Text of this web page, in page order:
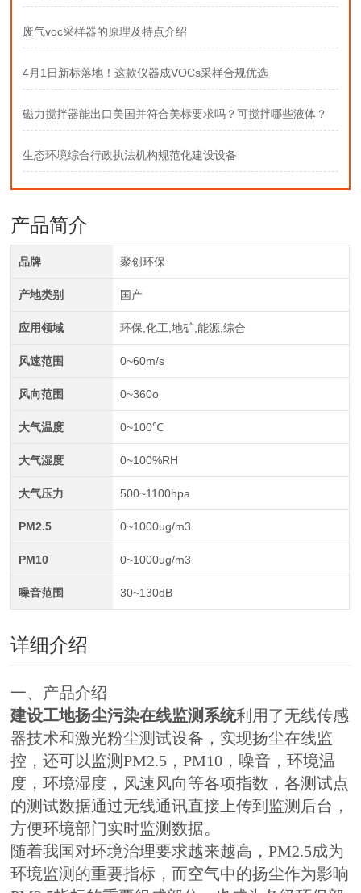
废气voc采样器的原理及特点介绍
4月1日新标落地！这款仪器成VOCs采样合规优选
磁力搅拌器能出口美国并符合美标要求吗？可搅拌哪些液体？
生态环境综合行政执法机构规范化建设设备
产品简介
品牌 聚创环保
产地类别 国产
应用领域 环保,化工,地矿,能源,综合
风速范围 0~60m/s
风向范围 0~360o
大气温度 0~100℃
大气湿度 0~100%RH
大气压力 500~1100hpa
PM2.5 0~1000ug/m3
PM10 0~1000ug/m3
噪音范围 30~130dB
详细介绍
一、产品介绍
建设工地扬尘污染在线监测系统利用了无线传感
器技术和激光粉尘测试设备，实现扬尘在线监
控，还可以监测PM2.5，PM10，噪音，环境温
度，环境湿度，风速风向等各项指数，各测试点
的测试数据通过无线通讯直接上传到监测后台，
方便环境部门实时监测数据。
随着我国对环境治理要求越来越高，PM2.5成为
环境监测的重要指标，而空气中的扬尘作为影响